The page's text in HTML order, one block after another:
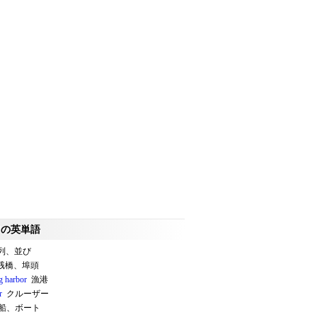
英単語
、並び
橋、埠頭
harbor 漁港
クルーザー
、ボート